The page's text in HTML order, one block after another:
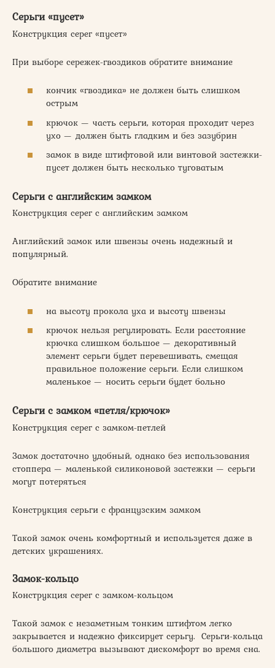
Серьги «пусет»
Конструкция серег «пусет»
При выборе сережек-гвоздиков обратите внимание
кончик «гвоздика» не должен быть слишком
острым
крючок — часть серьги, которая проходит через
ухо — должен быть гладким и без зазубрин
замок в виде штифтовой или винтовой застежки-
пусет должен быть несколько туговатым
Серьги с английским замком
Конструкция серег с английским замком
Английский замок или швензы очень надежный и
популярный.
Обратите внимание
на высоту прокола уха и высоту швензы
крючок нельзя регулировать. Если расстояние
крючка слишком большое — декоративный
элемент серьги будет перевешивать, смещая
правильное положение серьги. Если слишком
маленькое — носить серьги будет больно
Серьги с замком «петля/крючок»
Конструкция серег с замком-петлей
Замок достаточно удобный, однако без использования
стоппера — маленькой силиконовой застежки — серьги
могут потеряться
Конструкция серьги с французским замком
Такой замок очень комфортный и используется даже в
детских украшениях.
Замок-кольцо
Конструкция серег с замком-кольцом
Такой замок с незаметным тонким штифтом легко
закрывается и надежно фиксирует серьгу. Серьги-кольца
большого диаметра вызывают дискомфорт во время сна.